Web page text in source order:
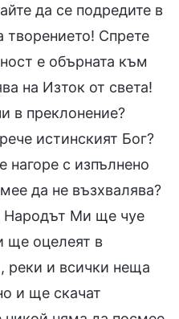
да се подредите в
Спрете
е обърната към
на Изток от света!
в преклонение?
истинският Бог?
нагоре с изпълнено
да не възхвалява?
Народът Ми ще чуе
ще оцелеят в
реки и всички неща
и ще скачат